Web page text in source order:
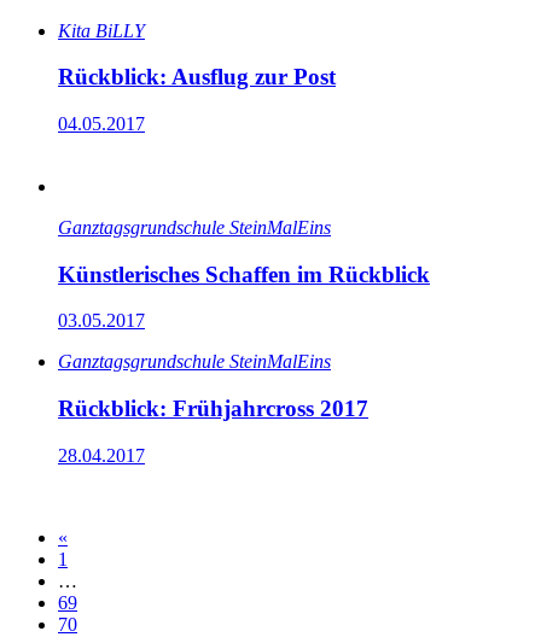
Kita BiLLY
Rückblick: Ausflug zur Post
04.05.2017
Ganz­tags­grund­schule SteinMalEins
Künstlerisches Schaffen im Rückblick
03.05.2017
Ganz­tags­grund­schule SteinMalEins
Rückblick: Frühjahrcross 2017
28.04.2017
«
1
…
69
70